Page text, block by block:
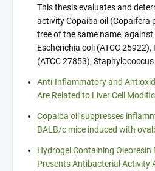
This thesis evaluates and
activity Copaiba oil (Copaifera
tree of the same name,
Escherichia coli (ATCC
(ATCC 27853),
Anti-Inflammatory and
Are Related to Liver Cell
Copaiba oil suppresses
BALB/c mice induced with
Hydrogel Containing
Presents Antibacterial Activity